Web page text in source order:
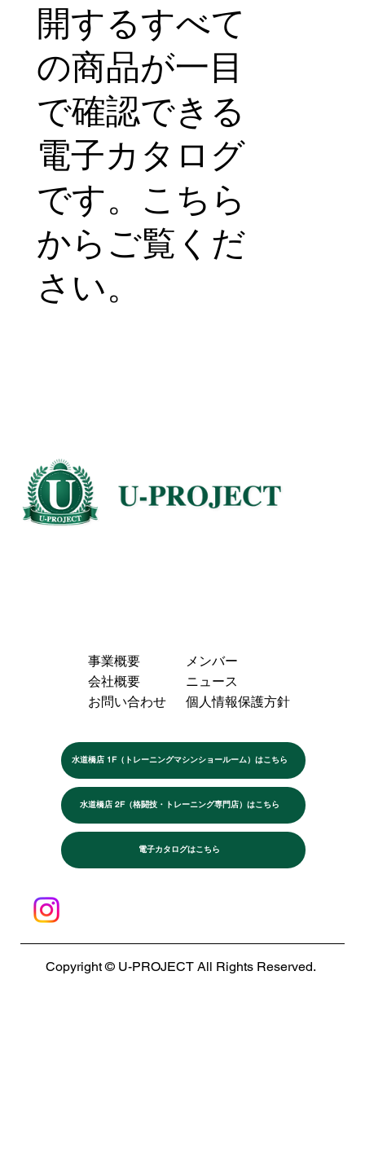
開するすべて
の商品が一目
で確認できる
電子カタログ
です。こちら
からご覧くだ
さい。
水道橋店 1F（トレーニングマシンショールーム）はこちら
水道橋店 2F（格闘技・トレーニング専門店）はこちら
電子カタログはこちら
事業概要
メンバー
会社概要
ニュース
お問い合わせ
個人情報保護方針
Copyright © U-PROJECT All Rights Reserved.